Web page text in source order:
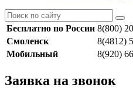
Бесплатно по России 8(800)
Смоленск
8(4812)
Мобильный
8(920)
Заявка на звонок